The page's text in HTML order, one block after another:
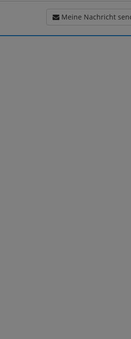
Meine Nachricht